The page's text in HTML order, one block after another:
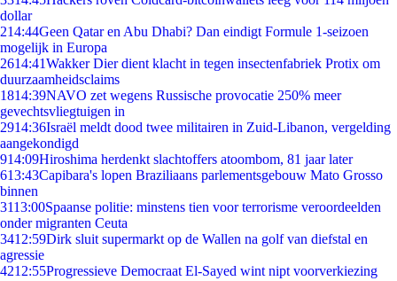
dollar
214:44Geen Qatar en Abu Dhabi? Dan eindigt Formule 1-seizoen
mogelijk in Europa
2614:41Wakker Dier dient klacht in tegen insectenfabriek Protix om
duurzaamheidsclaims
1814:39NAVO zet wegens Russische provocatie 250% meer
gevechtsvliegtuigen in
2914:36Israël meldt dood twee militairen in Zuid-Libanon, vergelding
aangekondigd
914:09Hiroshima herdenkt slachtoffers atoombom, 81 jaar later
613:43Capibara's lopen Braziliaans parlementsgebouw Mato Grosso
binnen
3113:00Spaanse politie: minstens tien voor terrorisme veroordeelden
onder migranten Ceuta
3412:59Dirk sluit supermarkt op de Wallen na golf van diefstal en
agressie
4212:55Progressieve Democraat El-Sayed wint nipt voorverkiezing